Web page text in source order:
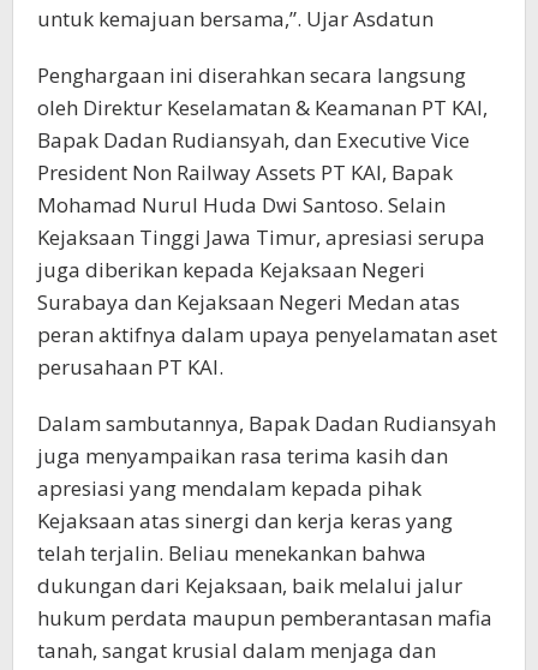
untuk kemajuan bersama,”. Ujar Asdatun
Penghargaan ini diserahkan secara langsung
oleh Direktur Keselamatan & Keamanan PT KAI,
Bapak Dadan Rudiansyah, dan Executive Vice
President Non Railway Assets PT KAI, Bapak
Mohamad Nurul Huda Dwi Santoso. Selain
Kejaksaan Tinggi Jawa Timur, apresiasi serupa
juga diberikan kepada Kejaksaan Negeri
Surabaya dan Kejaksaan Negeri Medan atas
peran aktifnya dalam upaya penyelamatan aset
perusahaan PT KAI.
Dalam sambutannya, Bapak Dadan Rudiansyah
juga menyampaikan rasa terima kasih dan
apresiasi yang mendalam kepada pihak
Kejaksaan atas sinergi dan kerja keras yang
telah terjalin. Beliau menekankan bahwa
dukungan dari Kejaksaan, baik melalui jalur
hukum perdata maupun pemberantasan mafia
tanah, sangat krusial dalam menjaga dan